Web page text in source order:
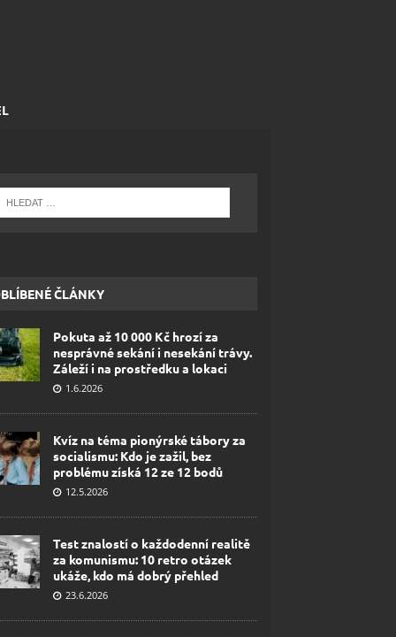
ČLÁNKY
Pokuta až 10 000 Kč hrozí za
nesprávné sekání i nesekání trávy.
Záleží i na prostředku a lokaci
1.6.2026
Kvíz na téma pionýrské tábory za
socialismu: Kdo je zažil, bez
problému získá 12 ze 12 bodů
12.5.2026
Test znalostí o každodenní realitě
za komunismu: 10 retro otázek
ukáže, kdo má dobrý přehled
23.6.2026